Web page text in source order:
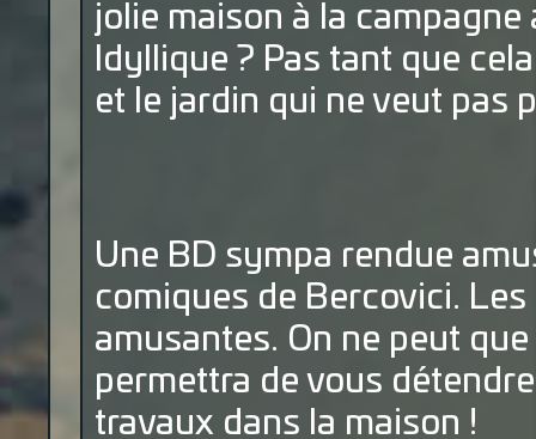
jolie maison à la
Idyllique ? Pas tant que
et le jardin qui ne veut pas
Une BD sympa rendue
comiques de Bercovici.
amusantes. On ne peut
permettra de vous
travaux dans la maison !